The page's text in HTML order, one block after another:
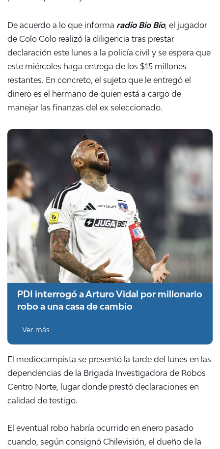
De acuerdo a lo que informa radio Bio Bío, el jugador
de Colo Colo realizó la diligencia tras prestar
declaración este lunes a la policía civil y se espera que
este miércoles haga entrega de los $15 millones
restantes. En concreto, el sujeto que le entregó el
dinero es el hermano de quien está a cargo de
manejar las finanzas del ex seleccionado.
PDI interrogó a Arturo Vidal por millonario
robo a una casa de cambio
Ver más
El mediocampista se presentó la tarde del lunes en las
dependencias de la Brigada Investigadora de Robos
Centro Norte, lugar donde prestó declaraciones en
calidad de testigo.
El eventual robo habría ocurrido en enero pasado
cuando, según consignó Chilevisión, el dueño de la